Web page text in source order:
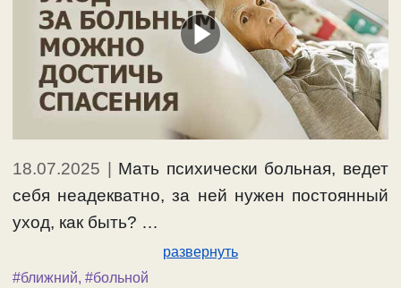
18.07.2025
Мать психически больная, ведет
себя неадекватно, за ней нужен постоянный
уход, как быть? …
развернуть
#ближний, #больной